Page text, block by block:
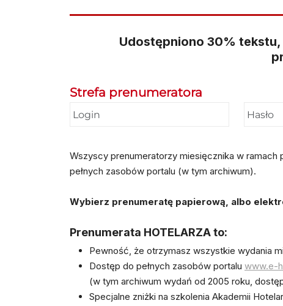
Udostępniono 30% tekstu,
Strefa prenumeratora
Wszyscy prenumeratorzy miesięcznika w ramach
pełnych zasobów portalu (w tym archiwum).
Wybierz prenumeratę papierową, albo
Prenumerata HOTELARZA to:
Pewność, że otrzymasz wszystkie wydania
Dostęp do pełnych zasobów portalu www.e-
(w tym archiwum wydań od 2005 roku,
Specjalne zniżki na szkolenia Akademii